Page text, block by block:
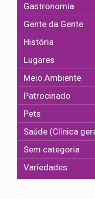
Gastronomia
Gente da Gente
História
Lugares
Meio Ambiente
Patrocinado
Pets
Saúde (Clínica
Sem categoria
Variedades